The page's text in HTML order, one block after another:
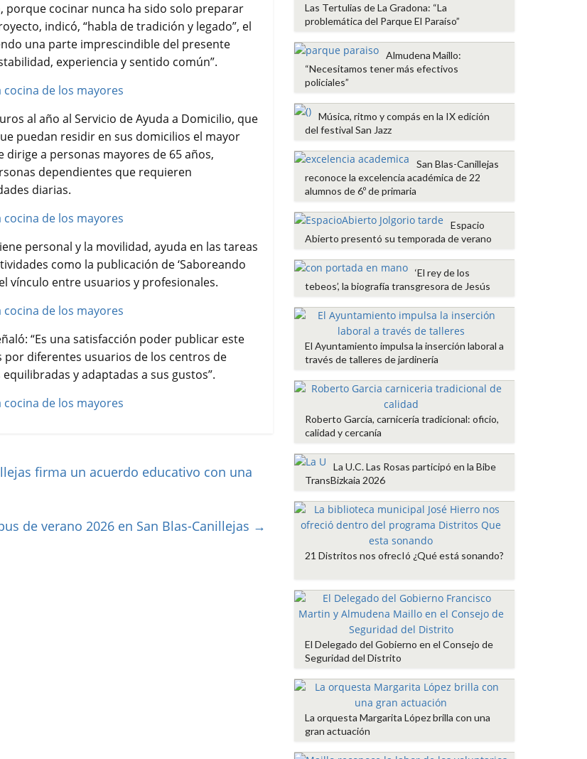
porque cocinar nunca ha sido solo preparar
indicó, “habla de tradición y legado”, el
una parte imprescindible del presente
experiencia y sentido común”.
al año al Servicio de Ayuda a Domicilio, que
puedan residir en sus domicilios el mayor
a personas mayores de 65 años,
dependientes que requieren
diarias.
personal y la movilidad, ayuda en las tareas
como la publicación de ‘Saboreando
vínculo entre usuarios y profesionales.
“Es una satisfacción poder publicar este
diferentes usuarios de los centros de
y adaptadas a sus gustos”.
firma un acuerdo educativo con una
de verano 2026 en San Blas-Canillejas →
Las Tertulias de La Gradona: “La
problemática del Parque El Paraíso”
Almudena Maíllo:
“Necesitamos tener más efectivos
policiales”
Música, ritmo y compás en la IX edición
del festival San Jazz
San Blas-Canillejas
reconoce la excelencia académica de 22
alumnos de 6º de primaria
Espacio
Abierto presentó su temporada de verano
‘El rey de los
tebeos’, la biografía transgresora de Jesús
El Ayuntamiento impulsa la inserción laboral a
través de talleres de jardinería
Roberto García, carnicería tradicional: oficio,
calidad y cercanía
La U.C. Las Rosas participó en la Bibe
TransBizkaia 2026
21 Distritos nos ofrecIó ¿Qué está sonando?
El Delegado del Gobierno en el Consejo de
Seguridad del Distrito
La orquesta Margarita López brilla con una
gran actuación